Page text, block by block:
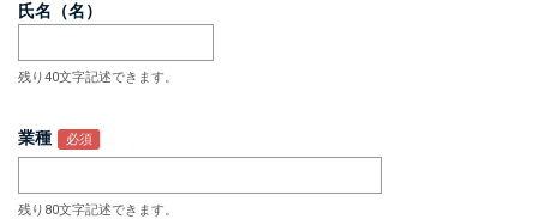
氏名（名）
残り40文字記述できます。
業種
残り80文字記述できます。